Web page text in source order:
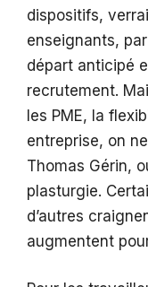
dispositifs,
enseignants,
départ anticipé
recrutement.
les PME, la
entreprise, on
Thomas Gérin,
plasturgie.
d’autres
augmentent